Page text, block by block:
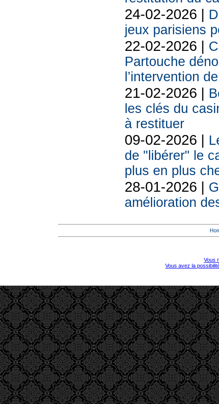
24-02-2026 |
jeux parisiens
22-02-2026 |
Partouche
l’intervention
21-02-2026 |
les clés du
à restituer
09-02-2026 |
de "libérer" le
plus en plus
28-01-2026 |
amélioration
Vous
Vous avez la